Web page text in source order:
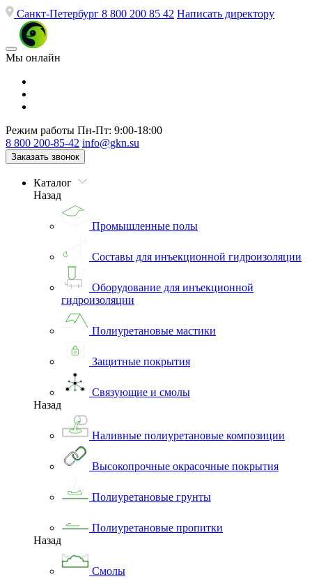
Санкт-Петербург 8 800 200 85 42 Написать директору
Мы онлайн
Режим работы Пн-Пт: 9:00-18:00
8 800 200-85-42 info@gkn.su
Заказать звонок
Каталог
Назад
Промышленные полы
Составы для инъекционной гидроизоляции
Оборудование для инъекционной
гидроизоляции
Полиуретановые мастики
Защитные покрытия
Связующие и смолы
Назад
Наливные полиуретановые композиции
Высокопрочные окрасочные покрытия
Полиуретановые грунты
Полиуретановые пропитки
Назад
Смолы